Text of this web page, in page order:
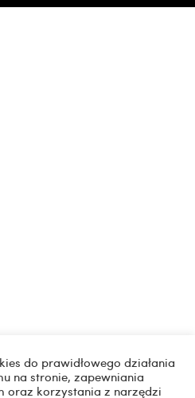
do prawidłowego działania
na stronie, zapewniania
oraz korzystania z narzędzi